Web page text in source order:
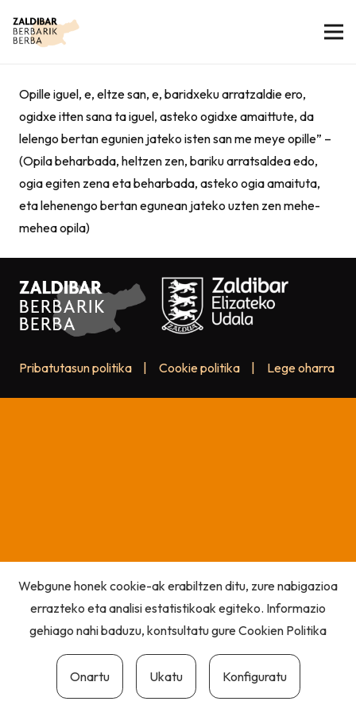
Opille iguel, e, eltze san, e, baridxeku arratzaldie ero,
ogidxe itten sana ta iguel, asteko ogidxe amaittute, da
lelengo bertan egunien jateko isten san me meye opille” –
(Opila beharbada, heltzen zen, bariku arratsaldea edo,
ogia egiten zena eta beharbada, asteko ogia amaituta,
eta lehenengo bertan egunean jateko uzten zen mehe-
mehea opila)
Pribatutasun politika Cookie politika Lege oharra
Webgune honek cookie-ak erabiltzen ditu, zure nabigazioa
errazteko eta analisi estatistikoak egiteko. Informazio
gehiago nahi baduzu, kontsultatu gureCookien Politika
Onartu Ukatu Konfiguratu